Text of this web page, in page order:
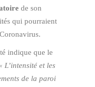
de son
qui pourraient
indique que le
L’intensité et les
de la paroi